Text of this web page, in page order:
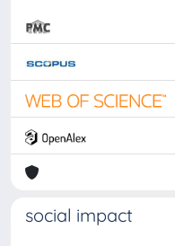
social impact